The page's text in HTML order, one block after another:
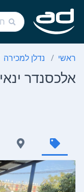
ראשי נדלן למכירה
אלכסנדר ינאי 32 (שכונה ד)